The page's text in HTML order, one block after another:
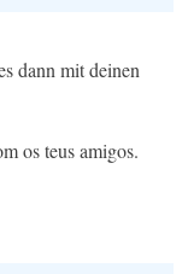
dann mit deinen
os teus amigos.